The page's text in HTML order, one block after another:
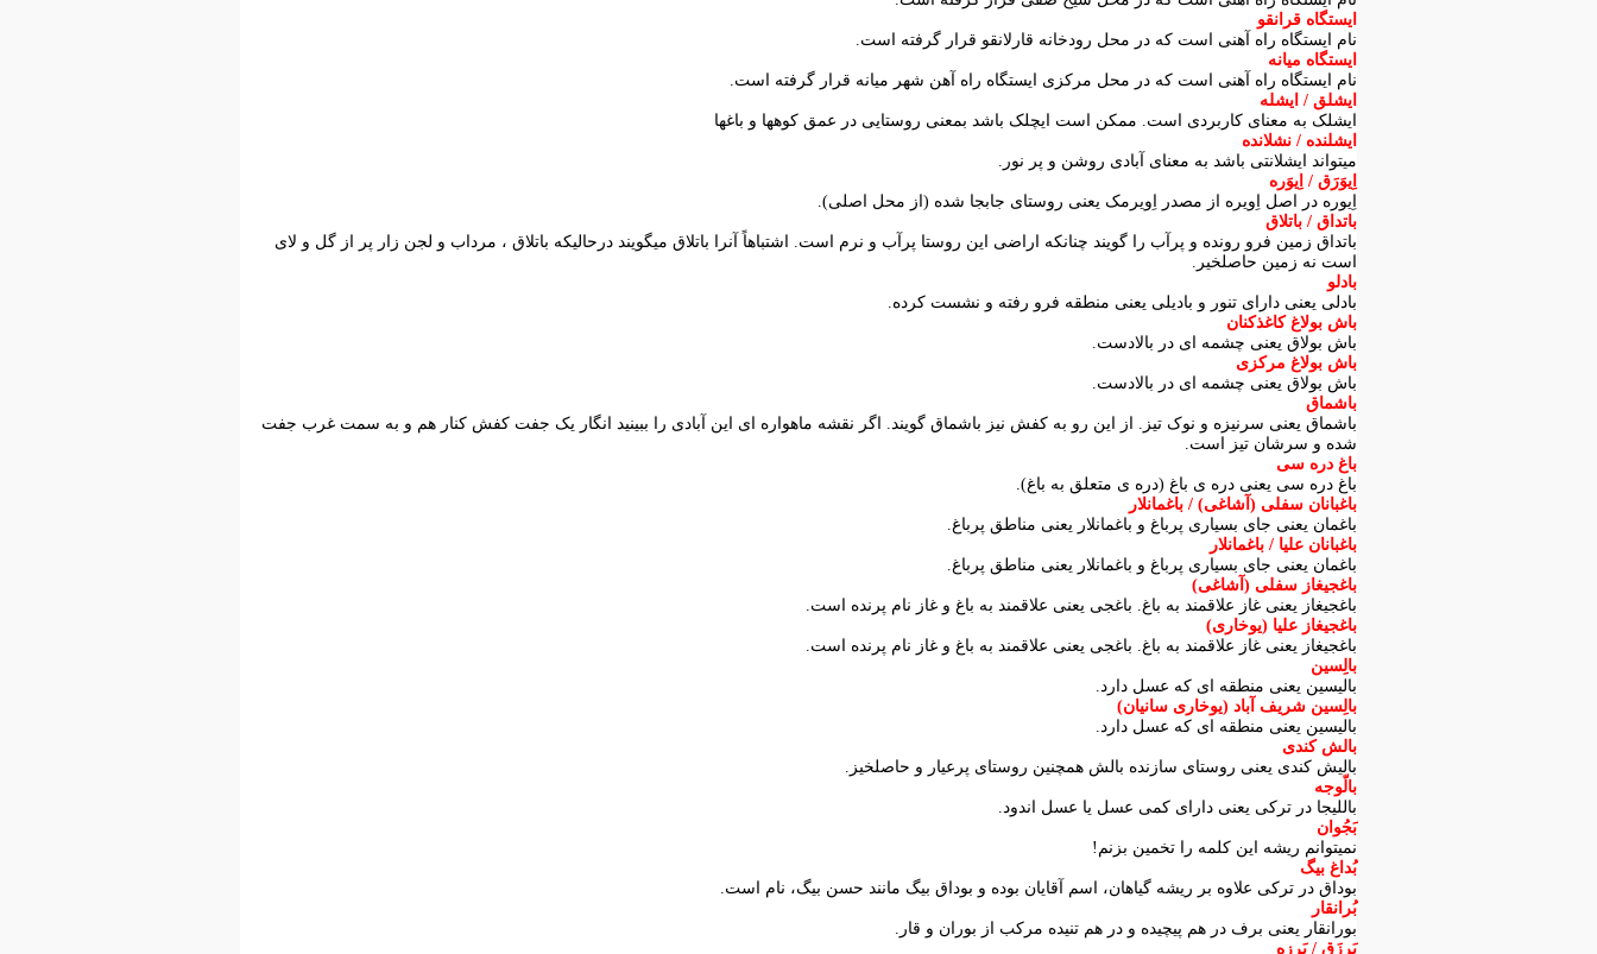
ایستگاه قرانقو
نام ایستگاه راه آهنی است که در محل رودخانه قارلانقو قرار گرفته است.
ایستگاه میانه
نام ایستگاه راه آهنی است که در محل مرکزی ایستگاه راه آهن شهر میانه قرار گرفته است.
ایشلق / ایشله
ایشلک به معنای کاربردی است. ممکن است ایچلک باشد بمعنی روستایی در عمق کوهها و باغها
ایشلنده / نشلانده
میتواند ایشلانتی باشد به معنای آبادی روشن و پر نور.
اِیوَرَق / اِیوَره
اِیوره در اصل اِویره از مصدر اِویرمک یعنی روستای جابجا شده (از محل اصلی).
باتداق / باتلاق
باتداق زمین فرو رونده و پرآب را گویند چنانکه اراضی این روستا پرآب و نرم است. اشتباهاً آنرا باتلاق میگویند درحالیکه باتلاق ، مرداب و لجن زار پر از گل و لای
است نه زمین حاصلخیر.
بادلو
بادلی یعنی دارای تنور و بادیلی یعنی منطقه فرو رفته و نشست کرده.
باش بولاغ کاغذکنان
باش بولاق یعنی چشمه ای در بالادست.
باش بولاغ مرکزی
باش بولاق یعنی چشمه ای در بالادست.
باشماق
باشماق یعنی سرنیزه و نوک تیز. از این رو به کفش نیز باشماق گویند. اگر نقشه ماهواره ای این آبادی را ببینید انگار یک جفت کفش کنار هم و به سمت غرب جفت
شده و سرشان تیز است.
باغ دره سی
باغ دره سی یعنی دره ی باغ (دره ی متعلق به باغ).
باغبانان سفلی (آشاغی) / باغمانلار
باغمان یعنی جای بسیاری پرباغ و باغمانلار یعنی مناطق پرباغ.
باغبانان علیا / باغمانلار
باغمان یعنی جای بسیاری پرباغ و باغمانلار یعنی مناطق پرباغ.
باغجیغاز سفلی (آشاغی)
باغجیغاز یعنی غاز علاقمند به باغ. باغجی یعنی علاقمند به باغ و غاز نام پرنده است.
باغجیغاز علیا (یوخاری)
باغجیغاز یعنی غاز علاقمند به باغ. باغجی یعنی علاقمند به باغ و غاز نام پرنده است.
بالِسین
بالیسین یعنی منطقه ای که عسل دارد.
بالِسین شریف آباد (یوخاری سانیان)
بالیسین یعنی منطقه ای که عسل دارد.
بالش کندی
بالیش کندی یعنی روستای سازنده بالش همچنین روستای پرعیار و حاصلخیز.
بالّوجه
باللیجا در ترکی یعنی دارای کمی عسل یا عسل اندود.
بَجُوان
نمیتوانم ریشه این کلمه را تخمین بزنم!
بُداغ بیگ
بوداق در ترکی علاوه بر ریشه گیاهان، اسم آقایان بوده و بوداق بیگ مانند حسن بیگ، نام است.
بُرانقار
بورانقار یعنی برف در هم پیچیده و در هم تنیده مرکب از بوران و قار.
بَرزَق / بَرزه